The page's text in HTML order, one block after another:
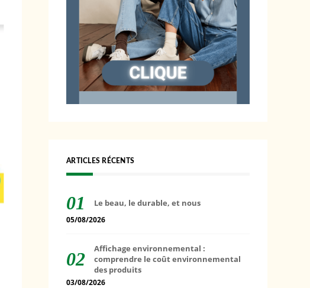
ARTICLES RÉCENTS
Le beau, le durable, et nous
05/08/2026
Affichage environnemental :
comprendre le coût environnemental
des produits
03/08/2026